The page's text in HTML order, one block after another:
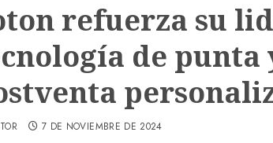
refuerza su
de punta
7 DE NOVIEMBRE DE 2024